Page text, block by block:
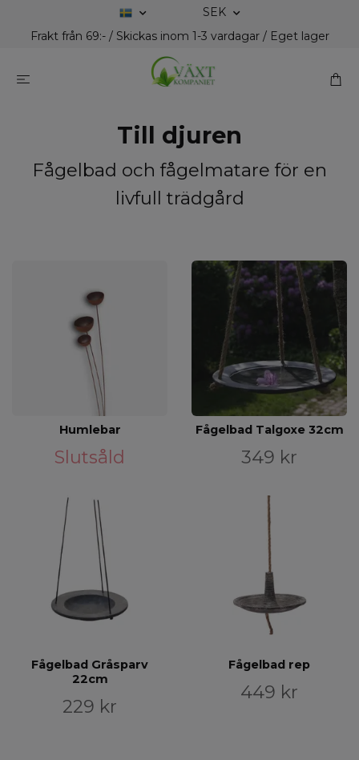
SEK
Frakt från 69:- / Skickas inom 1-3 vardagar / Eget lager
Till djuren
Fågelbad och fågelmatare för en
livfull trädgård
Humlebar
Slutsåld
Fågelbad Talgoxe 32cm
349 kr
Fågelbad Gråsparv
22cm
229 kr
Fågelbad rep
449 kr